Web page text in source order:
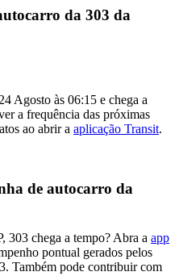
da 303 da
Agosto às 06:15 e chega a
a frequência das próximas
ao abrir a aplicação Transit.
de autocarro da
303 chega a tempo? Abra a app
pontual gerados pelos
Também pode contribuir com